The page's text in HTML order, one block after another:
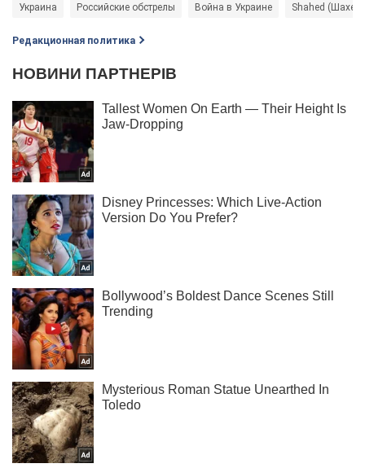
Украина Российские обстрелы Война в Украине Shahed (Шахед)
Редакционная политика